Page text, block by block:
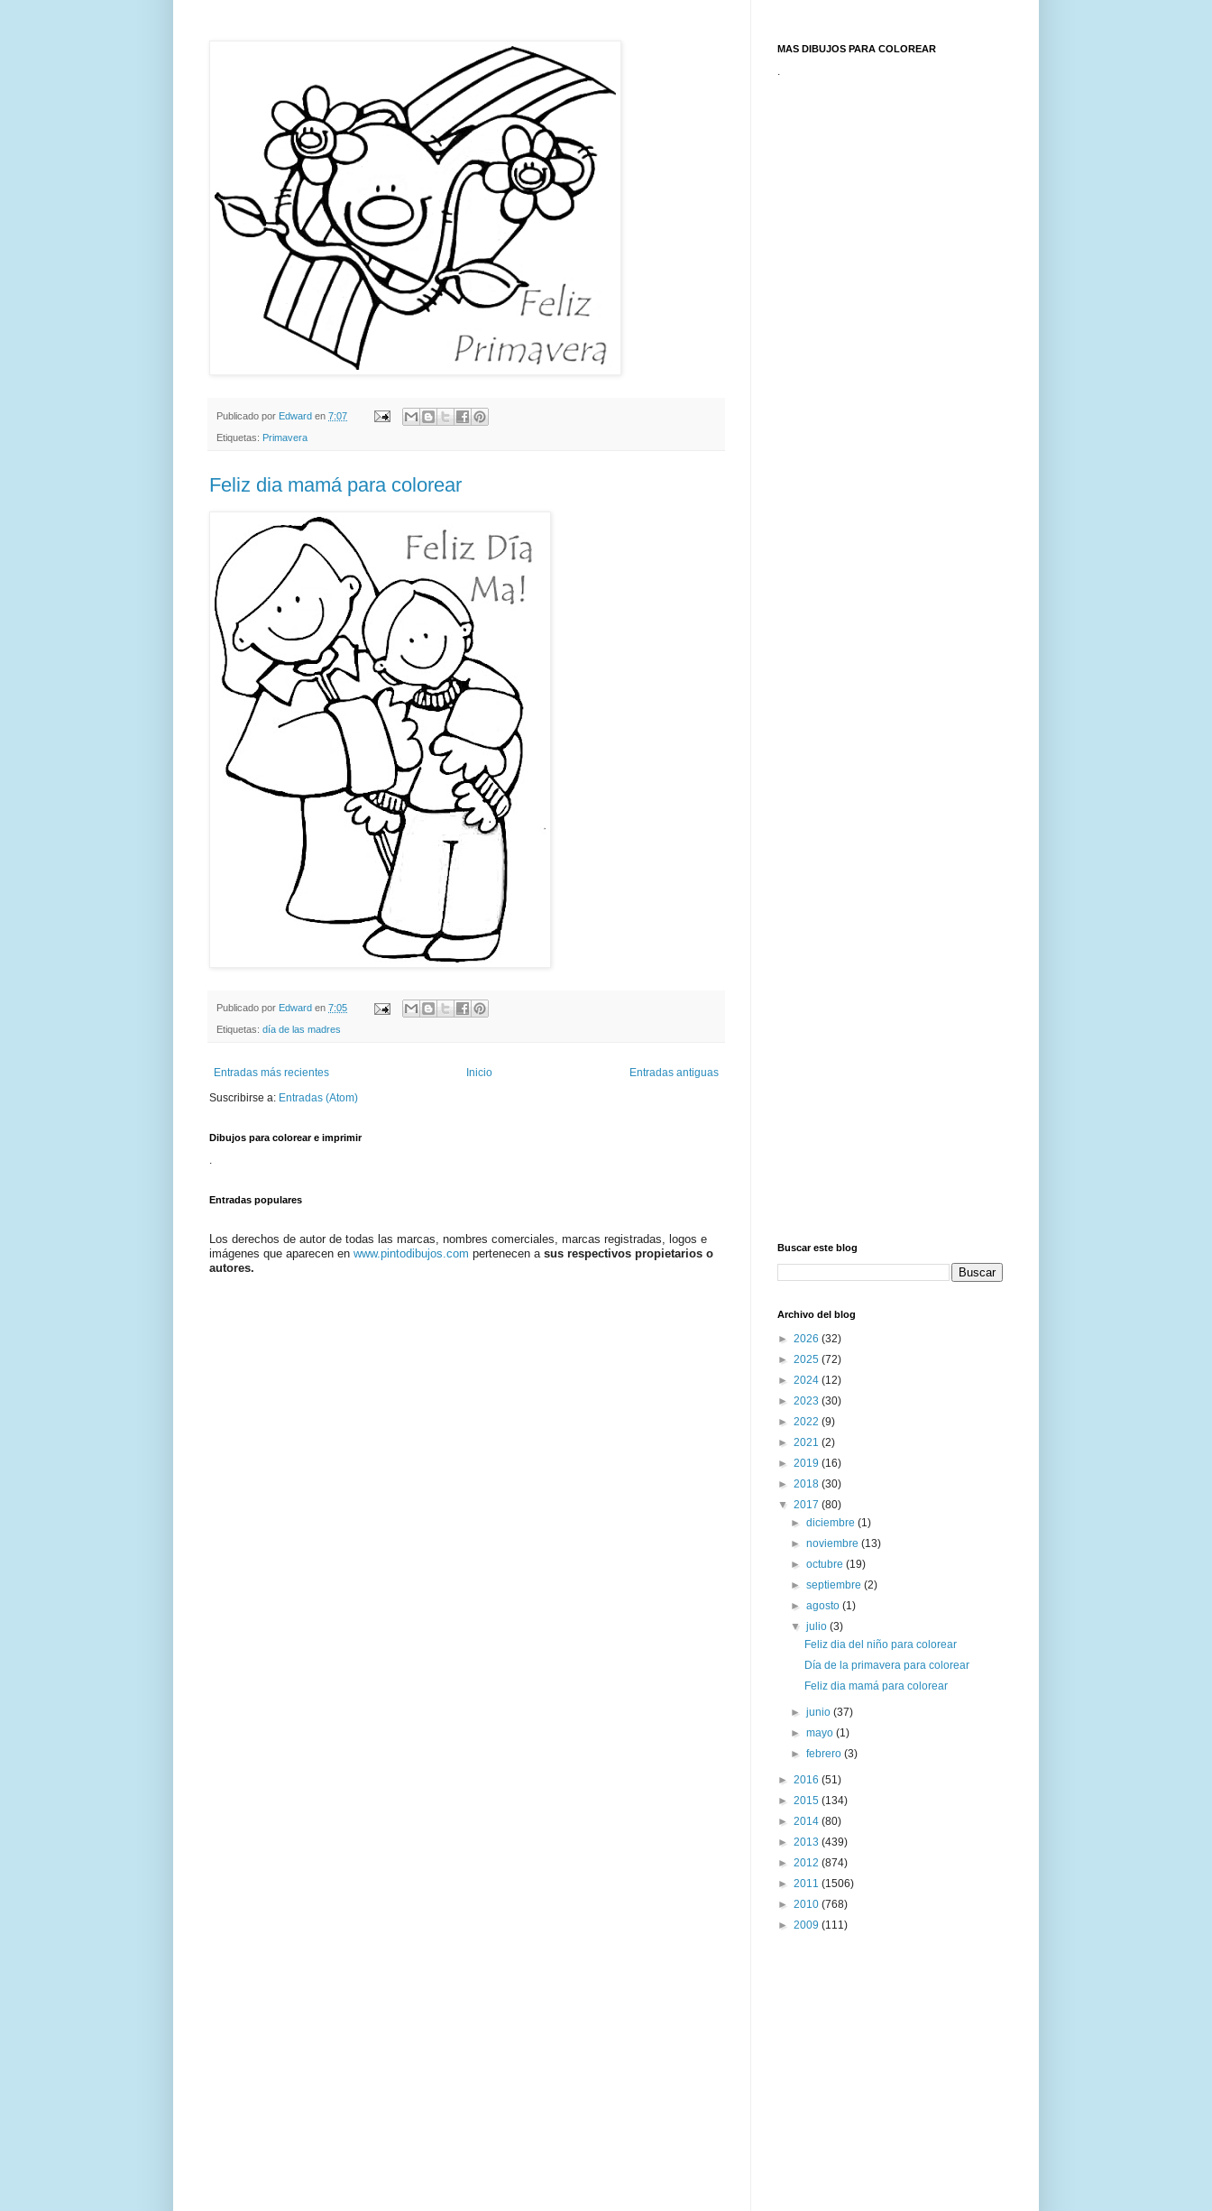
Publicado por Edward en 7:07
Etiquetas: Primavera
Feliz dia mamá para colorear
Publicado por Edward en 7:05
Etiquetas: día de las madres
Entradas más recientes Entradas antiguas
Inicio
Suscribirse a: Entradas (Atom)
Dibujos para colorear e imprimir
.
Entradas populares
Los derechos de autor de todas las marcas, nombres comerciales, marcas registradas, logos e
imágenes que aparecen en www.pintodibujos.com pertenecen a sus respectivos propietarios o
autores.
MAS DIBUJOS PARA COLOREAR
.
Buscar este blog
Archivo del blog
► 2026 (32)
► 2025 (72)
► 2024 (12)
► 2023 (30)
► 2022 (9)
► 2021 (2)
► 2019 (16)
► 2018 (30)
▼ 2017 (80)
►diciembre(1)
►noviembre(13)
►octubre(19)
►septiembre(2)
►agosto(1)
▼julio(3)
Feliz dia del niño para colorear
Día de la primavera para colorear
Feliz dia mamá para colorear
►junio(37)
►mayo(1)
►febrero(3)
► 2016 (51)
► 2015 (134)
► 2014 (80)
► 2013 (439)
► 2012 (874)
► 2011 (1506)
► 2010 (768)
► 2009 (111)